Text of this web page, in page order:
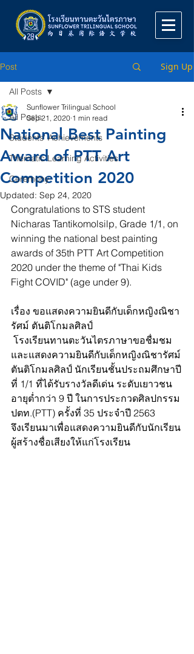
Post Sign Up
All Posts
Students' Achievements
Thematic Learning Activities
Ceremony
All Posts
National Best Painting
Award of PTT Art
Competition 2020
Sunflower Trilingual School
Sep 21, 2020 1 min read
Updated: Sep 24, 2020
Congratulations to STS student
Nicharas Tantikomolsilp, Grade 1/1, on
winning the national best painting
awards of 35th PTT Art Competition
2020 under the theme of "Thai Kids
Fight COVID" (age under 9).
เรื่อง ขอแสดงความยินดีกับเด็กหญิงณิชา
รัศม์ ตันติโกมลศิลป์
และแสดงความยินดีกับเด็กหญิงณิชารัศม์
ตันติโกมลศิลป์ นักเรียนชั้นประถมศึกษาปี
ที่ 1/1 ที่ได้รับรางวัลดีเด่น ระดับเยาวชน
อายุต่ำกว่า 9 ปี ในการประกวดศิลปกรรม
ปตท.(PTT)​ ครั้งที่ 35 ประจำปี 2563
จึงเรียนมาเพื่อแสดงความยินดีกับนักเรียน
ผู้สร้างชื่อเสียงให้แก่โรงเรียน